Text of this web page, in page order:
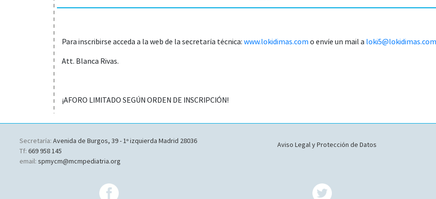
Para inscribirse acceda a la web de la secretaría técnica: www.lokidimas.com o envíe un mail a loki5@lokidimas.com
Att. Blanca Rivas.
¡AFORO LIMITADO SEGÚN ORDEN DE INSCRIPCIÓN!
Secretaría: Avenida de Burgos, 39 - 1º izquierda Madrid 28036
Tf: 669 958 145
email: spmycm@mcmpediatria.org
Aviso Legal y Protección de Datos